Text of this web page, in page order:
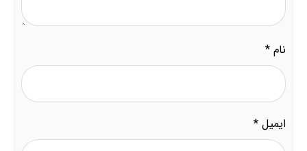
نام *
ایمیل *